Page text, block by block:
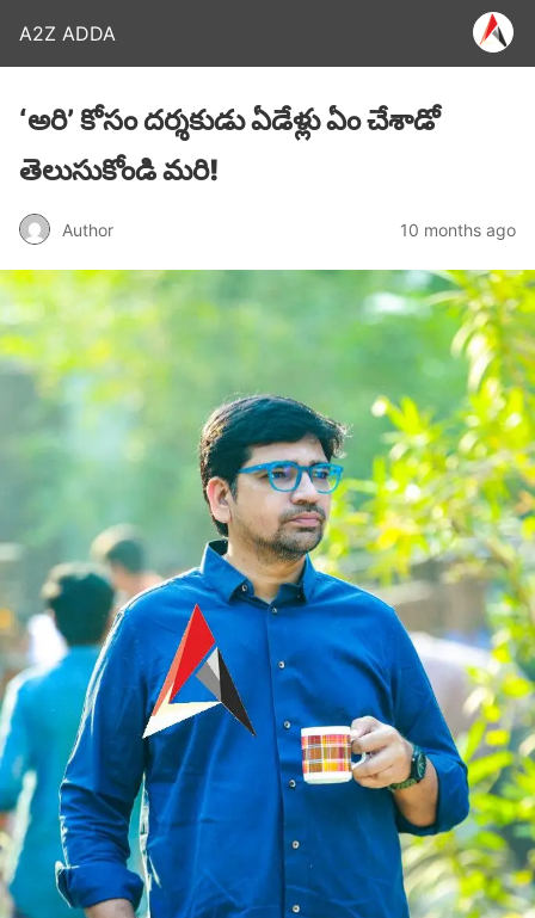
A2Z ADDA
‘అరి’ కోసం దర్శకుడు ఏడేళ్లు ఏం చేశాడో
తెలుసుకోండి మరి!
Author 10 months ago